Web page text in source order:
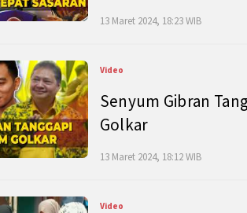
13 Maret 2024, 18:23 WIB
Video
Senyum Gibran
Golkar
13 Maret 2024, 18:12 WIB
Video